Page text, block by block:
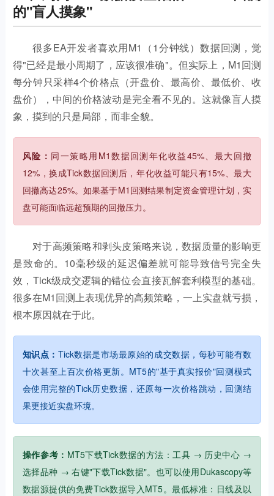
的"盲人摸象"
很多EA开发者喜欢用M1（1分钟线）数据回测，觉
得"已经是最小周期了，应该很准确"。但实际上，M1回测
每分钟只采样4个价格点（开盘价、最高价、最低价、收
盘价），中间的价格波动是完全看不见的。这就像盲人摸
象，摸到的只是局部，而非全貌。
风险： 同一策略用M1数据回测年化收益45%、最大回撤
12%，换成Tick数据回测后，年化收益可能只有15%、最大
回撤高达25%。如果基于M1回测结果制定资金管理计划，实
盘可能面临远超预期的回撤压力。
对于高频策略和剥头皮策略来说，数据质量的影响更
是致命的。10毫秒级的延迟偏差就可能导致信号完全失
效，Tick级成交逻辑的错位会直接瓦解套利模型的基础。
很多在M1回测上表现优异的高频策略，一上实盘就亏损，
根本原因就在于此。
知识点： Tick数据是市场最原始的成交数据，每秒可能有数
十次甚至上百次价格更新。MT5的"基于真实报价"回测模式
会使用完整的Tick历史数据，还原每一次价格跳动，回测结
果更接近实盘环境。
操作参考： MT5下载Tick数据的方法：工具 → 历史中心 →
选择品种 → 右键"下载Tick数据"。也可以使用Dukascopy等
数据源提供的免费Tick数据导入MT5。最低标准：日线及以